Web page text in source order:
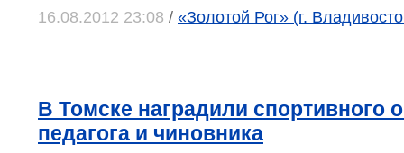
16.08.2012 23:08 / «Золотой Рог» (г.
В Томске наградили спортивного
педагога и чиновника